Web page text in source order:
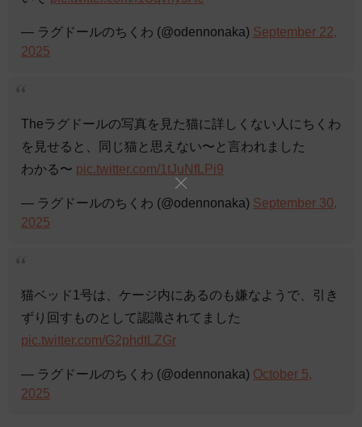
— ラグドールのちくわ (@odennonaka) September 22,
2025
Theラグドールの写真を見た猫に詳しくない人にちくわ
を見せると、同じ猫と思えない〜と言われました
わかる〜 pic.twitter.com/1tJuNfLPi9
— ラグドールのちくわ (@odennonaka) September 30,
2025
猫ベッド1号は、ケージ内にあるのも嫌なようで、引き
ずり回すものとして認識されてました
pic.twitter.com/G2phdtLZGr
— ラグドールのちくわ (@odennonaka) October 5,
2025